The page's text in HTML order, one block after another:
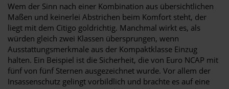
Wem der Sinn nach einer Kombination aus übersichtlichen
Maßen und keinerlei Abstrichen beim Komfort steht, der
liegt mit dem Citigo goldrichtig. Manchmal wirkt es, als
würden gleich zwei Klassen übersprungen, wenn
Ausstattungsmerkmale aus der Kompaktklasse Einzug
halten. Ein Beispiel ist die Sicherheit, die von Euro NCAP mit
fünf von fünf Sternen ausgezeichnet wurde. Vor allem der
Insassenschutz gelingt vorbildlich und brachte es auf eine